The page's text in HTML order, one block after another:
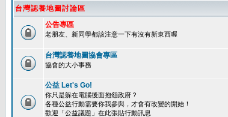
台灣認養地圖討論區
公告專區
老朋友、新同學都該注意一下有沒有新東西喔
台灣認養地圖協會專區
協會的大小事務
公益 Let's Go!
你只是躲在電腦後面抱怨政府？
各種公益行動需要你我參與，才會有改變的開始！
歡迎「公益議題」在此張貼行動訊息